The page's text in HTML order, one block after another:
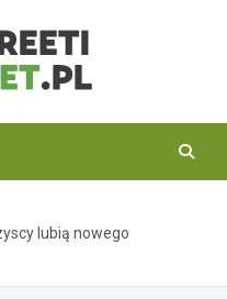
lubią nowego